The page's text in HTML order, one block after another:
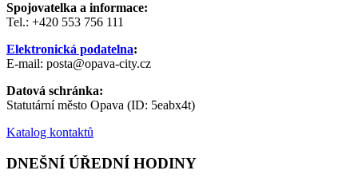
Spojovatelka a informace:
Tel.: +420 553 756 111
Elektronická podatelna:
E-mail: posta@opava-city.cz
Datová schránka:
Statutární město Opava (ID: 5eabx4t)
Katalog kontaktů
DNEŠNÍ ÚŘEDNÍ HODINY